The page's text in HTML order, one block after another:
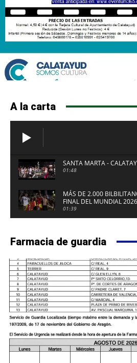
A la carta
SANTA MARTA -
01:48
MÁS DE 2.000
FINAL DEL MUNDIAL
FUERTE DE CALATAYUD
01:39
Farmacia de guardia